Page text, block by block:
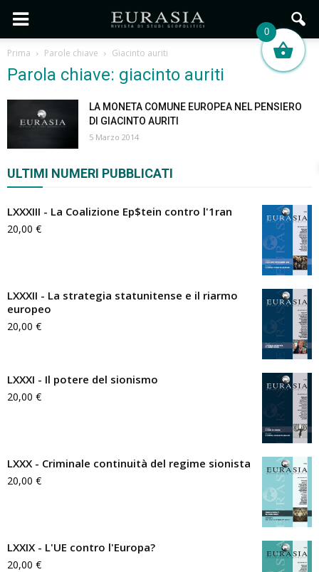
Prima Parole chiave Giacinto auriti
Parola chiave: giacinto auriti
LA MONETA COMUNE EUROPEA NEL PENSIERO
DI GIACINTO AURITI
5 Marzo 2014
ULTIMI NUMERI PUBBLICATI
LXXXIII - La Coalizione Ep$tein contro l'1ran
20,00 €
LXXXII - La strategia statunitense e il riarmo
europeo
20,00 €
LXXXI - Il potere del sionismo
20,00 €
LXXX - Criminale continuità del regime sionista
20,00 €
LXXIX - L'UE contro l'Europa?
20,00 €
0